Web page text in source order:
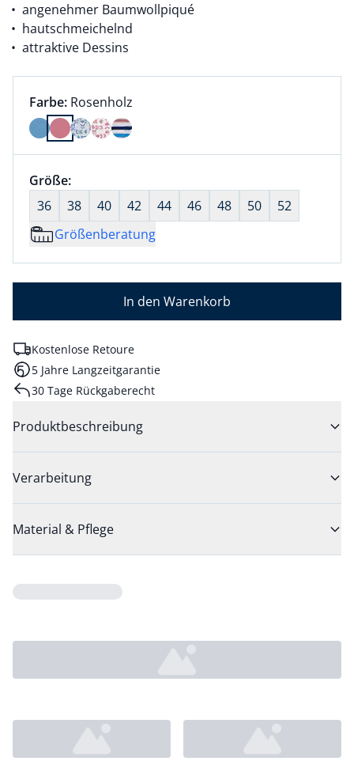
angenehmer Baumwollpiqué
hautschmeichelnd
attraktive Dessins
Farbauswahl:
Farbe: aktuell ausgewählt:
Rosenholz
Farbe Rosenholz ausgewählt
Größenauswahl:
Größe:nichts ausgewählt
36
38 40 42 44 46 48 50
52
Größenberatung
In den Warenkorb
Kostenlose Retoure
5 Jahre Langzeitgarantie
30 Tage Rückgaberecht
Produktbeschreibung
Verarbeitung
Material & Pflege